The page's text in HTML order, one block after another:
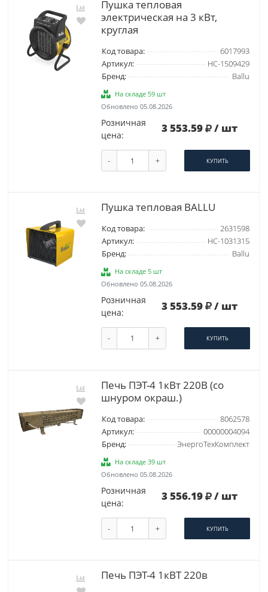
Пушка тепловая
электрическая на 3 кВт,
круглая
Код товара:
6017993
Артикул:
НС-1509429
Бренд:
Ballu
На складе 59 шт
Обновлено 05.08.2026
Розничная
цена:
3 553.59 / шт
- + КУПИТЬ
Пушка тепловая BALLU
Код товара:
2631598
Артикул:
НС-1031315
Бренд:
Ballu
На складе 5 шт
Обновлено 05.08.2026
Розничная
цена:
3 553.59 / шт
- + КУПИТЬ
Печь ПЭТ-4 1кВт 220В (со
шнуром окраш.)
Код товара:
8062578
Артикул:
00000004094
Бренд:
ЭнергоТехКомплект
На складе 39 шт
Обновлено 05.08.2026
Розничная
цена:
3 556.19 / шт
- + КУПИТЬ
Печь ПЭТ-4 1кВТ 220в